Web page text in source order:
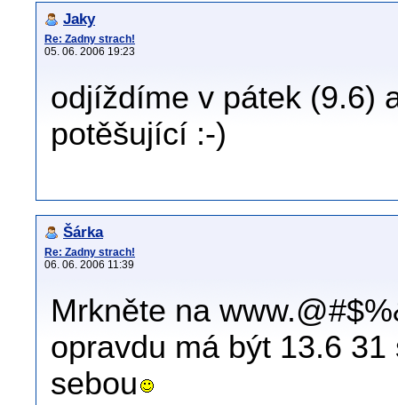
Jaky
Re: Zadny strach!
05. 06. 2006 19:23
odjíždíme v pátek (9.6)
potěšující :-)
Šárka
Re: Zadny strach!
06. 06. 2006 11:39
Mrkněte na
opravdu má být 13.6
sebou